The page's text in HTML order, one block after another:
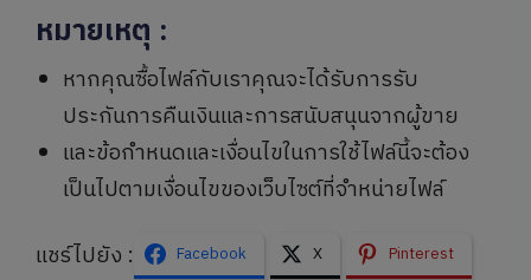
หมายเหตุ :
หากคุณซื้อไฟล์กับเราคุณจะได้รับการรับ
ประกันการคืนเงินและการสนับสนุนจากผู้ขาย
และข้อกำหนดและเงื่อนไขในการใช้ไฟล์นี้จะต้อง
เป็นไปตามเงื่อนไขของเว็บไซต์ที่จำหน่ายไฟล์
แชร์ไปยัง :
Facebook X
Pinterest